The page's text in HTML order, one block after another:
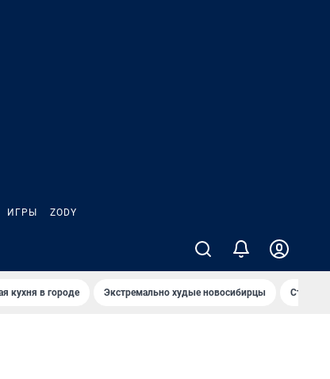
ИГРЫ ZODY
кухня в городе Экстремально худые новосибирцы Старт